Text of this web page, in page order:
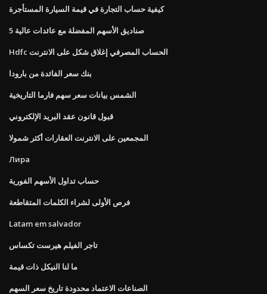
كيفية حساب التجارة في قيمة السيارة المستأجرة
5 صناديق الأسهم المفضلة مع عائدات عالية
Hdfc الحساب المصرفي إغلاق شكل على الانترنت
بنك سعر الفائدة من بارودا
الشمس بيانات سعر سهم فارما التاريخية
قبول قانون عقد البريد الإلكتروني
المجمعين على الانترنت العقارات أكثر شمولا
Лира
حساب تداول الأسهم الفورية
فرص الأولى لشراء الكلمات المتقاطعة
Latam em salvador
تاجر الفيلم هيرست تكساس
ما لنا النيكل ذات قيمة
الصناعات الاعتماد محدودة تاريخ سعر السهم